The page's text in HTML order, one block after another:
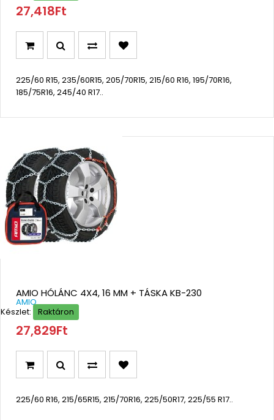
27,418Ft
225/60 R15, 235/60R15, 205/70R15, 215/60 R16, 195/70R16,
185/75R16, 245/40 R17..
AMIO HÓLÁNC 4X4, 16 MM + TÁSKA KB-230
AMIO
Készlet:
Raktáron
27,829Ft
225/60 R16, 215/65R15, 215/70R16, 225/50R17, 225/55 R17..